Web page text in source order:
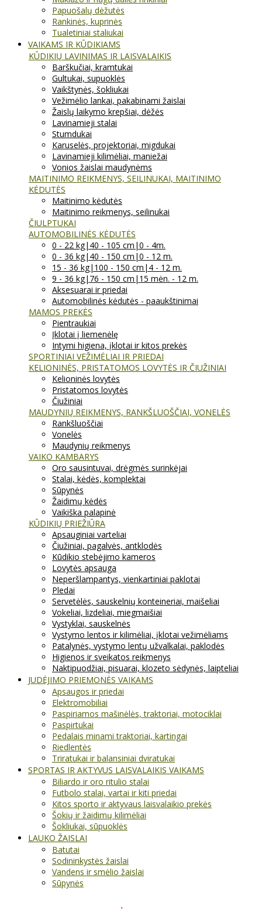
Papuošalų dėžutės
Rankinės, kuprinės
Tualetiniai staliukai
VAIKAMS IR KŪDIKIAMS
KŪDIKIŲ LAVINIMAS IR LAISVALAIKIS
Barškučiai, kramtukai
Gultukai, supuoklės
Vaikštynės, šokliukai
Vežimėlio lankai, pakabinami žaislai
Žaislų laikymo krepšiai, dėžės
Lavinamieji stalai
Stumdukai
Karuselės, projektoriai, migdukai
Lavinamieji kilimėliai, maniežai
Vonios žaislai maudynėms
MAITINIMO REIKMENYS, SEILINUKAI, MAITINIMO
KĖDUTĖS
Maitinimo kėdutės
Maitinimo reikmenys, seilinukai
ČIULPTUKAI
AUTOMOBILINĖS KĖDUTĖS
0 - 22 kg|40 - 105 cm|0 - 4m.
0 - 36 kg|40 - 150 cm|0 - 12 m.
15 - 36 kg|100 - 150 cm|4 - 12 m.
9 - 36 kg|76 - 150 cm|15 mėn. - 12 m.
Aksesuarai ir priedai
Automobilinės kėdutės - paaukštinimai
MAMOS PREKĖS
Pientraukiai
Įklotai į liemenėlę
Intymi higiena, įklotai ir kitos prekės
SPORTINIAI VEŽIMĖLIAI IR PRIEDAI
KELIONINĖS, PRISTATOMOS LOVYTĖS IR ČIUŽINIAI
Kelioninės lovytės
Pristatomos lovytės
Čiužiniai
MAUDYNIŲ REIKMENYS, RANKŠLUOŠČIAI, VONELĖS
Rankšluoščiai
Vonelės
Maudynių reikmenys
VAIKO KAMBARYS
Oro sausintuvai, drėgmės surinkėjai
Stalai, kėdės, komplektai
Sūpynės
Žaidimų kėdės
Vaikiška palapinė
KŪDIKIŲ PRIEŽIŪRA
Apsauginiai varteliai
Čiužiniai, pagalvės, antklodės
Kūdikio stebėjimo kameros
Lovytės apsauga
Neperšlampantys, vienkartiniai paklotai
Pledai
Servetėlės, sauskelnių konteineriai, maišeliai
Vokeliai, lizdeliai, miegmaišiai
Vystyklai, sauskelnės
Vystymo lentos ir kilimėliai, įklotai vežimėliams
Patalynės, vystymo lentų užvalkalai, paklodės
Higienos ir sveikatos reikmenys
Naktipuodžiai, pisuarai, klozeto sėdynės, laipteliai
JUDĖJIMO PRIEMONĖS VAIKAMS
Apsaugos ir priedai
Elektromobiliai
Paspiriamos mašinėlės, traktoriai, motociklai
Paspirtukai
Pedalais minami traktoriai, kartingai
Riedlentės
Triratukai ir balansiniai dviratukai
SPORTAS IR AKTYVUS LAISVALAIKIS VAIKAMS
Biliardo ir oro ritulio stalai
Futbolo stalai, vartai ir kiti priedai
Kitos sporto ir aktyvaus laisvalaikio prekės
Šokių ir žaidimų kilimėliai
Šokliukai, sūpuoklės
LAUKO ŽAISLAI
Batutai
Sodininkystės žaislai
Vandens ir smėlio žaislai
Sūpynės